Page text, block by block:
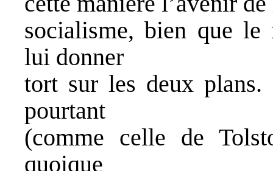
socialisme, bien que le
lui donner
tort sur les deux plans.
pourtant
(comme celle de
quoique